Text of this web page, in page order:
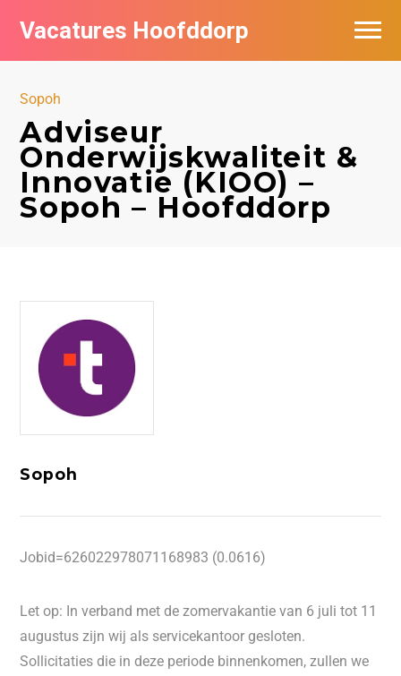
Vacatures Hoofddorp
Sopoh
Adviseur
Onderwijskwaliteit &
Innovatie (KIOO) –
Sopoh – Hoofddorp
Sopoh
Jobid=626022978071168983 (0.0616)
Let op: In verband met de zomervakantie van 6 juli tot 11
augustus zijn wij als servicekantoor gesloten.
Sollicitaties die in deze periode binnenkomen, zullen we
Vacatures per bedrijf in Hoofddorp